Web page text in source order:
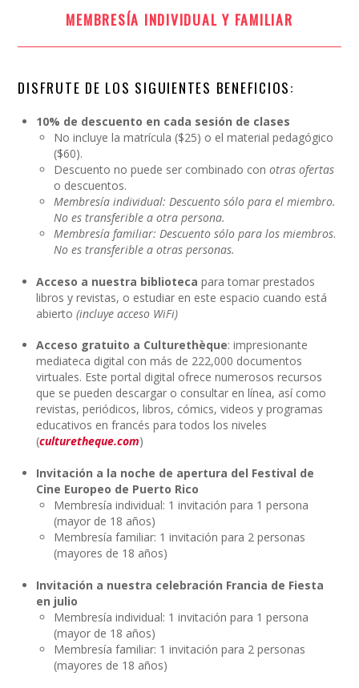
MEMBRESÍA INDIVIDUAL Y FAMILIAR
DISFRUTE DE LOS SIGUIENTES BENEFICIOS:
10% de descuento en cada sesión de clases
No incluye la matrícula ($25) o el material pedagógico
($60).
Descuento no puede ser combinado conotras ofertas
o descuentos.
Membresía individual: Descuento sólo para el miembro.
No es transferible a otra persona.
Membresía familiar: Descuento sólo para los miembros.
No es transferible a otras personas.
Acceso a nuestra biblioteca para tomar prestados
libros y revistas, o estudiar en este espacio cuando está
abierto (incluye acceso WiFi)
Acceso gratuito a Culturethèque: impresionante
mediateca digital con más de 222,000 documentos
virtuales. Este portal digital ofrece numerosos recursos
que se pueden descargar o consultar en línea, así como
revistas, periódicos, libros, cómics, videos y programas
educativos en francés para todos los niveles
(culturetheque.com)
Invitación a la noche de apertura del Festival de
Cine Europeo de Puerto Rico
Membresía individual: 1 invitación para 1 persona
(mayor de 18 años)
Membresía familiar: 1 invitación para 2 personas
(mayores de 18 años)
Invitación a nuestra celebración Francia de Fiesta
en julio
Membresía individual: 1 invitación para 1 persona
(mayor de 18 años)
Membresía familiar: 1 invitación para 2 personas
(mayores de 18 años)